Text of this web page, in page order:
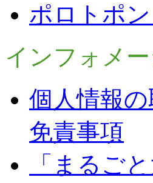
ポロトポ
インフォメ
個人情報
免責事項
「まるご